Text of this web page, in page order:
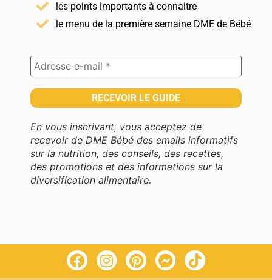
les points importants à connaitre
le menu de la première semaine DME de Bébé
En vous inscrivant, vous acceptez de
recevoir de DME Bébé des emails informatifs
sur la nutrition, des conseils, des recettes,
des promotions et des informations sur la
diversification alimentaire.